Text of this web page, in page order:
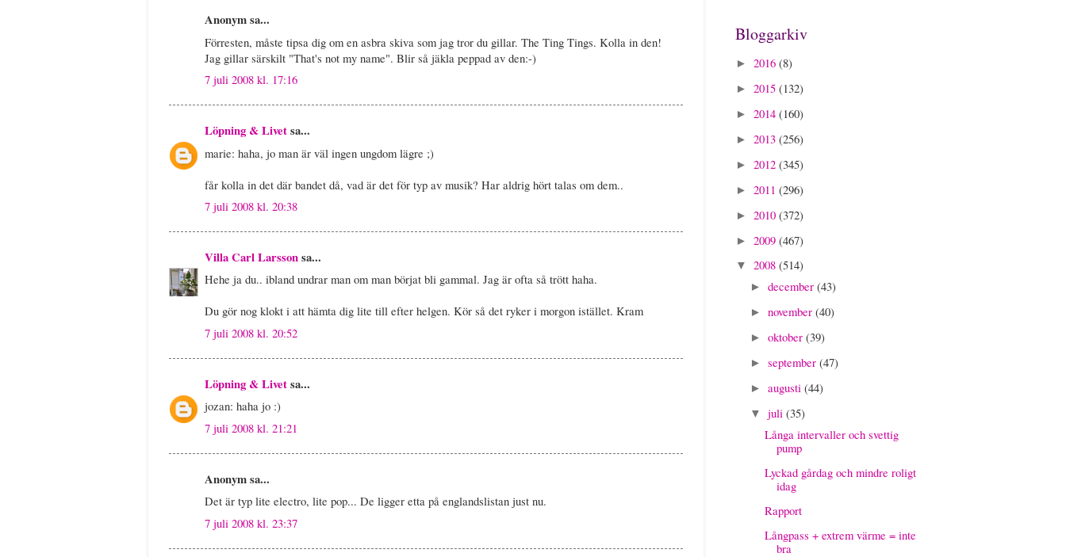
Anonym sa...
Förresten, måste tipsa dig om en asbra skiva som jag tror du gillar. The Ting Tings. Kolla in den!
Jag gillar särskilt "That's not my name". Blir så jäkla peppad av den:-)
7 juli 2008 kl. 17:16
Löpning & Livetsa...
marie: haha, jo man är väl ingen ungdom lägre ;)
får kolla in det där bandet då, vad är det för typ av musik? Har aldrig hört talas om dem..
7 juli 2008 kl. 20:38
Villa Carl Larssonsa...
Hehe ja du.. ibland undrar man om man börjat bli gammal. Jag är ofta så trött haha.
Du gör nog klokt i att hämta dig lite till efter helgen. Kör så det ryker i morgon istället. Kram
7 juli 2008 kl. 20:52
Löpning & Livetsa...
jozan: haha jo :)
7 juli 2008 kl. 21:21
Anonym sa...
Det är typ lite electro, lite pop... De ligger etta på englandslistan just nu.
7 juli 2008 kl. 23:37
Bloggarkiv
► 2016 (8)
► 2015 (132)
► 2014 (160)
► 2013 (256)
► 2012 (345)
► 2011 (296)
► 2010 (372)
► 2009 (467)
▼ 2008 (514)
► december (43)
► november (40)
► oktober (39)
► september (47)
► augusti (44)
▼ juli (35)
Långa intervaller och svettig
pump
Lyckad gårdag och mindre roligt
idag
Rapport
Långpass + extrem värme = inte
bra